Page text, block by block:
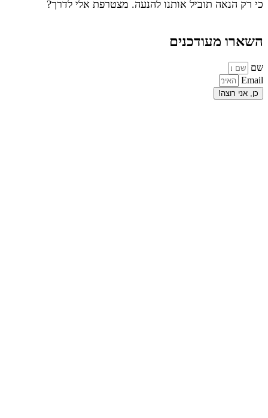
כי רק הנאה תוביל אותנו להנעה. מצטרפת אלי לדרך?
השארו מעודכנים
שם
Email
כן, אני רוצה!